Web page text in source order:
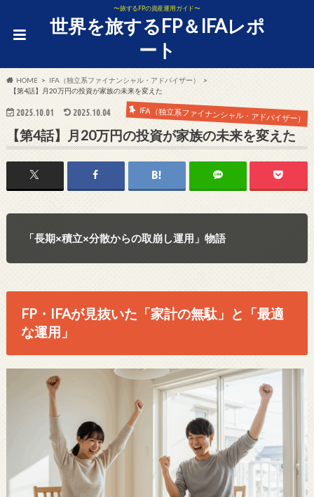
〜旅するFPの資産運用ガイド〜
世界を旅するFP＆IFAレポ
ート
HOME
IFA（独立系ファイナンシャル・アドバイザー）
【第4話】月20万円の投資が家族の未来を変えた
2025.10.01 2025.10.04 IFA（独立系ファイナンシャル・アドバイザー）
【第4話】月20万円の投資が家族の未来を変えた
「長期×積立×分散からの取崩し運用」物語
FP・IFAが見抜いた「家計の無駄」と「最適
な運用」